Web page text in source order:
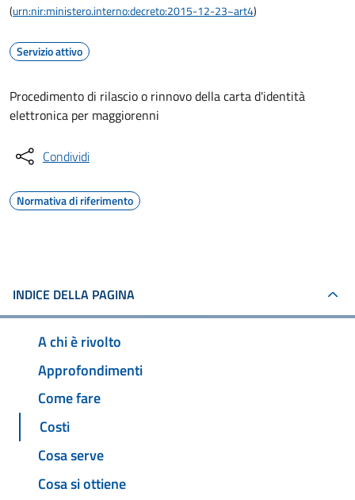
(urn:nir:ministero.interno:decreto:2015-12-23~art4)
Servizio attivo
Procedimento di rilascio o rinnovo della carta d'identità
elettronica per maggiorenni
Condividi
Normativa di riferimento
INDICE DELLA PAGINA
A chi è rivolto
Approfondimenti
Come fare
Costi
Cosa serve
Cosa si ottiene